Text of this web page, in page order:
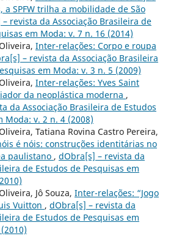
a SPFW trilha a mobilidade de São
revista da Associação Brasileira de
em Moda: v. 7 n. 16 (2014)
Inter-relações: Corpo e roupa
– revista da Associação Brasileira
em Moda: v. 3 n. 5 (2009)
Inter-relações: Yves Saint
da neoplástica moderna ,
da Associação Brasileira de Estudos
Moda: v. 2 n. 4 (2008)
Tatiana Rovina Castro Pereira,
é nóis: construções identitárias no
paulistano , dObra[s] – revista da
de Estudos de Pesquisas em
Jô Souza, Inter-relações: “Jogo
Vuitton , dObra[s] – revista da
de Estudos de Pesquisas em